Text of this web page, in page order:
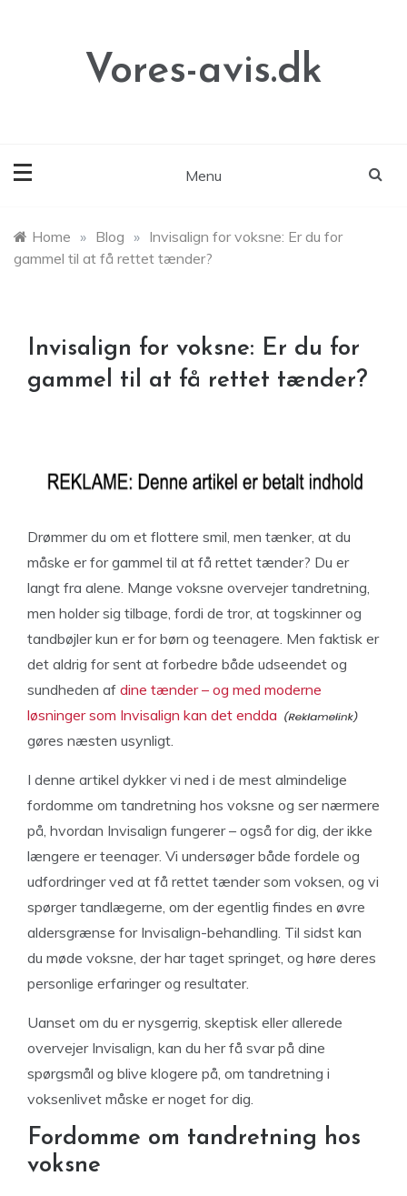
Vores-avis.dk
Menu
Home » Blog » Invisalign for voksne: Er du for
gammel til at få rettet tænder?
Invisalign for voksne: Er du for
gammel til at få rettet tænder?
Drømmer du om et flottere smil, men tænker, at du
måske er for gammel til at få rettet tænder? Du er
langt fra alene. Mange voksne overvejer tandretning,
men holder sig tilbage, fordi de tror, at togskinner og
tandbøjler kun er for børn og teenagere. Men faktisk er
det aldrig for sent at forbedre både udseendet og
sundheden af dine tænder – og med moderne
løsninger som Invisalign kan det endda
gøres næsten usynligt.
I denne artikel dykker vi ned i de mest almindelige
fordomme om tandretning hos voksne og ser nærmere
på, hvordan Invisalign fungerer – også for dig, der ikke
længere er teenager. Vi undersøger både fordele og
udfordringer ved at få rettet tænder som voksen, og vi
spørger tandlægerne, om der egentlig findes en øvre
aldersgrænse for Invisalign-behandling. Til sidst kan
du møde voksne, der har taget springet, og høre deres
personlige erfaringer og resultater.
Uanset om du er nysgerrig, skeptisk eller allerede
overvejer Invisalign, kan du her få svar på dine
spørgsmål og blive klogere på, om tandretning i
voksenlivet måske er noget for dig.
Fordomme om tandretning hos
voksne